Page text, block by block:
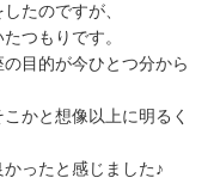
たのですが、
つもりです。
目的が今ひとつ分から
かと想像以上に明るく
ったと感じました♪